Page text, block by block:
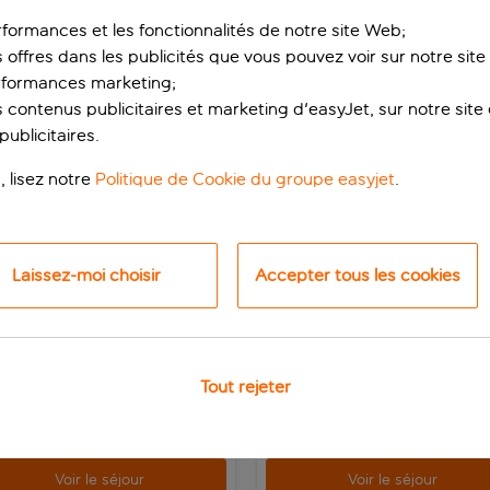
1
& Resort
Voir le séjour
Ce qui est inclus
Voir le séjour
et les fonctionnalités de notre site Web;
offres dans les publicités que vous pouvez voir sur notre site
marketing;
contenus publicitaires et marketing d'easyJet, sur notre site
lisez notre Politique de Cookie du groupe easyjet.
Laissez-moi choisir Accepter tous les cookies
Tout rejeter